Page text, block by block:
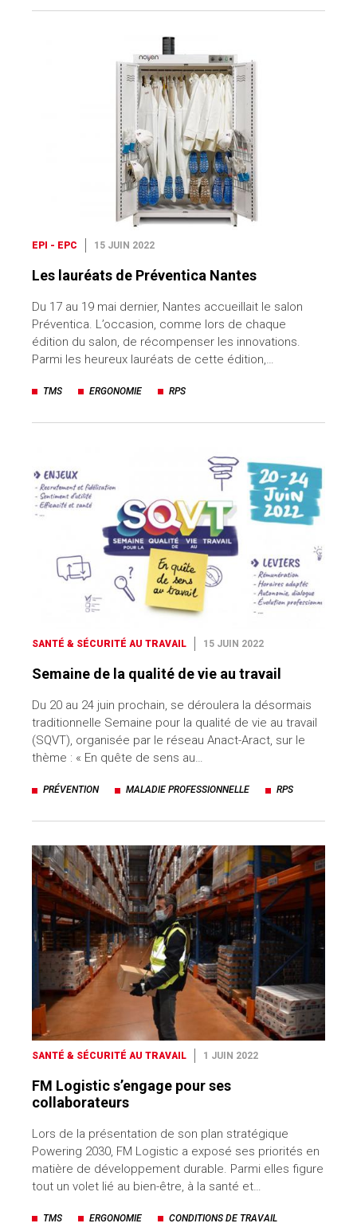
EPI - EPC 15 JUIN 2022
Les lauréats de Préventica Nantes
Du 17 au 19 mai dernier, Nantes accueillait le salon
Préventica. L’occasion, comme lors de chaque
édition du salon, de récompenser les innovations.
Parmi les heureux lauréats de cette édition,…
TMS ERGONOMIE RPS
SANTÉ & SÉCURITÉ AU TRAVAIL 15 JUIN 2022
Semaine de la qualité de vie au travail
Du 20 au 24 juin prochain, se déroulera la désormais
traditionnelle Semaine pour la qualité de vie au travail
(SQVT), organisée par le réseau Anact-Aract, sur le
thème : « En quête de sens au…
PRÉVENTION MALADIE PROFESSIONNELLE RPS
SANTÉ & SÉCURITÉ AU TRAVAIL 1 JUIN 2022
FM Logistic s’engage pour ses
collaborateurs
Lors de la présentation de son plan stratégique
Powering 2030, FM Logistic a exposé ses priorités en
matière de développement durable. Parmi elles figure
tout un volet lié au bien-être, à la santé et…
TMS ERGONOMIE CONDITIONS DE TRAVAIL